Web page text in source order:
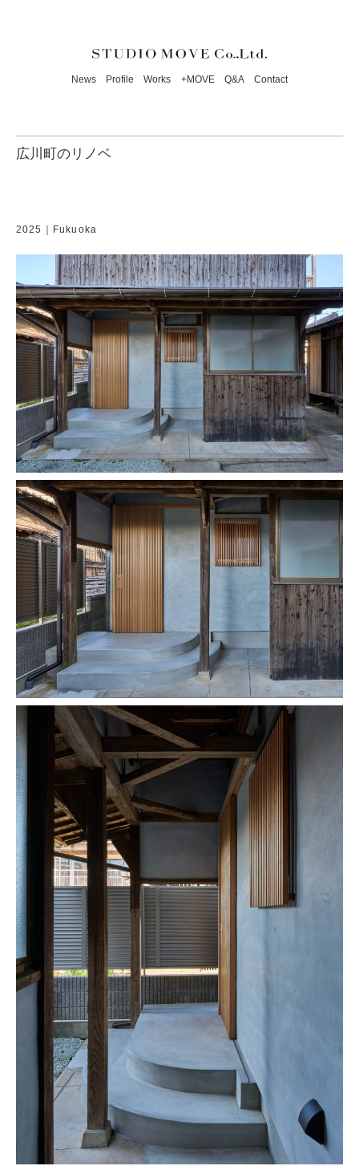
News Profile Works +MOVE Q&A Contact
広川町のリノベ
2025｜Fukuoka